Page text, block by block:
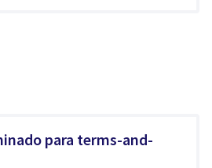
para terms-and-